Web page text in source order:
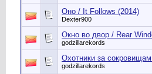
Оно / It Follows (2014)
Dexter900
Окно во двор / Rear
godzillarekords
Охотники за
godzillarekords